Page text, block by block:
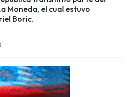
Moneda, el cual estuvo
Boric.